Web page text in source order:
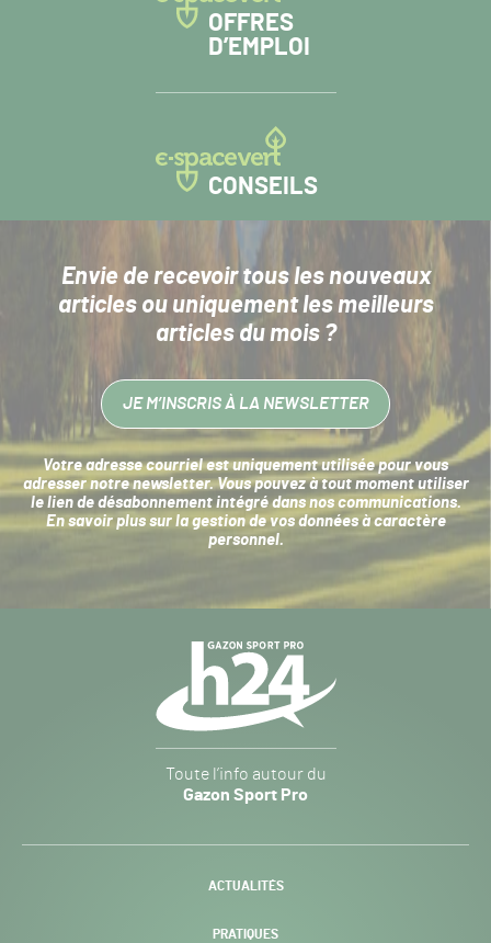
OFFRES
D’EMPLOI
CONSEILS
Envie de recevoir tous les nouveaux
articlesou uniquement les meilleurs
articles du mois ?
JE M’INSCRIS À LA NEWSLETTER
Votre adresse courriel est uniquement utilisée pour vous
adresser notre newsletter. Vous pouvez à tout moment utiliser
le lien de désabonnement intégré dans nos communications.
En savoir plus sur la gestion de vos données à caractère
personnel.
Sport
Pro
-
Toute l’info autour du
Gazon Sport Pro
ACTUALITÉS
PRATIQUES